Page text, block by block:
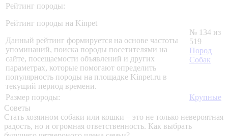
Рейтинг породы:
Рейтинг породы на Kinpet
Данный рейтинг формируется на основе частоты
упоминаний, поиска породы посетителями на
сайте, посещаемости объявлений и других
параметрах, которые помогают определить
популярность породы на площадке Kinpet.ru в
текущий период времени.
№ 134 из
519
Пород
Собак
Размер породы:
Крупные
Советы
Стать хозяином собаки или кошки – это не только невероятная
радость, но и огромная ответственность. Как выбрать